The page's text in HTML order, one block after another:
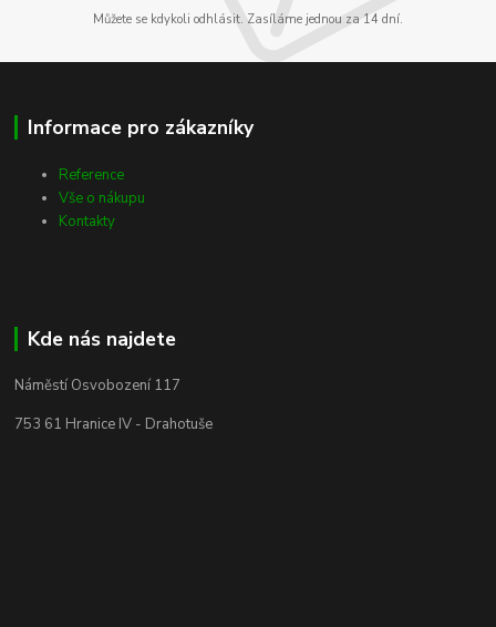
Můžete se kdykoli odhlásit. Zasíláme jednou za 14 dní.
Informace pro zákazníky
Reference
Vše o nákupu
Kontakty
Kde nás najdete
Náměstí Osvobození 117
753 61 Hranice IV - Drahotuše